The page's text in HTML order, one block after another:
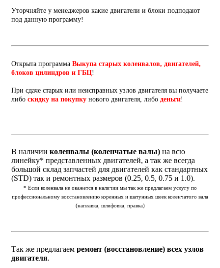
Уторчняйте у менеджеров какие двигатели и блоки подподают
под данную программу!
Открыта программа Выкупа старых коленвалов, двигателей,
блоков цилиндров и ГБЦ!
При сдаче старых или неисправных узлов двигателя вы получаете
либо скидку на покупку нового двигателя, либо деньги!
В наличии коленвалы (коленчатые валы) на всю
линейку* представленных двигателей, а так же всегда
большой склад запчастей для двигателей как стандартных
(STD) так и ремонтных размеров (0.25, 0.5, 0.75 и 1.0).
* Если коленвала не окажется в наличии мы так же предлагаем услугу по
профессиональному восстановлению коренных и шатунных шеек коленчатого вала
(наплавка, шлифовка, правка)
Так же предлагаем ремонт (восстановление) всех узлов
двигателя.